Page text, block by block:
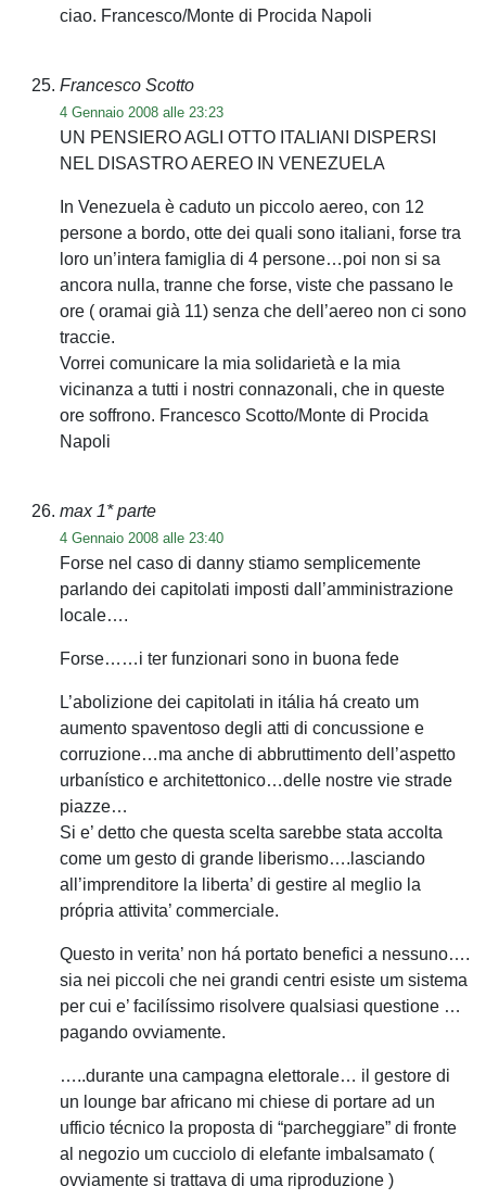
ciao. Francesco/Monte di Procida Napoli
Francesco Scotto
4 Gennaio 2008 alle 23:23
UN PENSIERO AGLI OTTO ITALIANI DISPERSI
NEL DISASTRO AEREO IN VENEZUELA
In Venezuela è caduto un piccolo aereo, con 12
persone a bordo, otte dei quali sono italiani, forse tra
loro un’intera famiglia di 4 persone…poi non si sa
ancora nulla, tranne che forse, viste che passano le
ore ( oramai già 11) senza che dell’aereo non ci sono
traccie.
Vorrei comunicare la mia solidarietà e la mia
vicinanza a tutti i nostri connazonali, che in queste
ore soffrono. Francesco Scotto/Monte di Procida
Napoli
max 1* parte
4 Gennaio 2008 alle 23:40
Forse nel caso di danny stiamo semplicemente
parlando dei capitolati imposti dall’amministrazione
locale….
Forse……i ter funzionari sono in buona fede
L’abolizione dei capitolati in itália há creato um
aumento spaventoso degli atti di concussione e
corruzione…ma anche di abbruttimento dell’aspetto
urbanístico e architettonico…delle nostre vie strade
piazze…
Si e’ detto che questa scelta sarebbe stata accolta
come um gesto di grande liberismo….lasciando
all’imprenditore la liberta’ di gestire al meglio la
própria attivita’ commerciale.
Questo in verita’ non há portato benefici a nessuno….
sia nei piccoli che nei grandi centri esiste um sistema
per cui e’ facilíssimo risolvere qualsiasi questione …
pagando ovviamente.
…..durante una campagna elettorale… il gestore di
un lounge bar africano mi chiese di portare ad un
ufficio técnico la proposta di “parcheggiare” di fronte
al negozio um cucciolo di elefante imbalsamato (
ovviamente si trattava di uma riproduzione )